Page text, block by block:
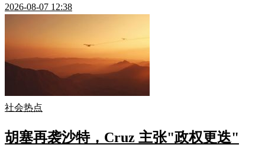
2026-08-07 12:38
社会热点
胡塞再袭沙特，Cruz 主张"政权更迭"